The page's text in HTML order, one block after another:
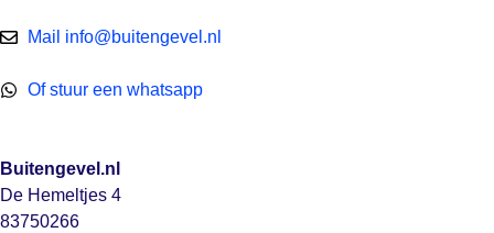
Mail info@buitengevel.nl
Of stuur een whatsapp
Buitengevel.nl
De Hemeltjes 4
83750266